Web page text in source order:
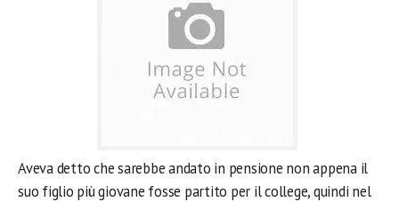
Aveva detto che sarebbe andato in pensione non appena il
suo figlio più giovane fosse partito per il college, quindi nel